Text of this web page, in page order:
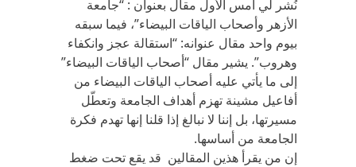
نُشر لي أمس الأول مقال بعنوان : “جامعة
الأزهر وأصحاب الياقات البيضاء”، فيما سبقه
بيوم واحد مقال عنوانه: “استقالة عجز وانكفاء
وهروب”. يشير مقال “أصحاب الياقات البيضاء”
إلى ما يأتي عليه أصحاب الياقات البيضاء من
أفاعيل مشينة تهزم أهداف الجامعة وتعطّل
مسيرتها، بل إننا لا نبالغ إذا قلنا إنها تهدم فكرة
الجامعة من أساسها.
إن من يقرأ هذين المقالين قد يقع تحت ضغط